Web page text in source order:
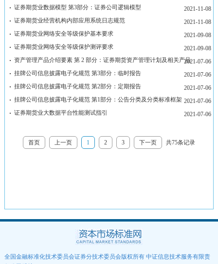
首页 上一页 1 2 3 下一页 共75条记录
全国金融标准化技术委员会证券分技术委员会版权所有 中证信息技术服务有限责